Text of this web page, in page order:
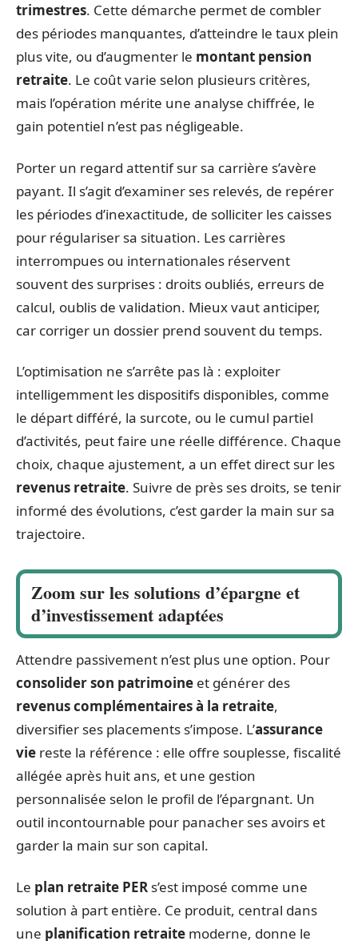
trimestres. Cette démarche permet de combler
des périodes manquantes, d’atteindre le taux plein
plus vite, ou d’augmenter le montant pension
retraite. Le coût varie selon plusieurs critères,
mais l’opération mérite une analyse chiffrée, le
gain potentiel n’est pas négligeable.
Porter un regard attentif sur sa carrière s’avère
payant. Il s’agit d’examiner ses relevés, de repérer
les périodes d’inexactitude, de solliciter les caisses
pour régulariser sa situation. Les carrières
interrompues ou internationales réservent
souvent des surprises : droits oubliés, erreurs de
calcul, oublis de validation. Mieux vaut anticiper,
car corriger un dossier prend souvent du temps.
L’optimisation ne s’arrête pas là : exploiter
intelligemment les dispositifs disponibles, comme
le départ différé, la surcote, ou le cumul partiel
d’activités, peut faire une réelle différence. Chaque
choix, chaque ajustement, a un effet direct sur les
revenus retraite. Suivre de près ses droits, se tenir
informé des évolutions, c’est garder la main sur sa
trajectoire.
Zoom sur les solutions d’épargne et
d’investissement adaptées
Attendre passivement n’est plus une option. Pour
consolider son patrimoine et générer des
revenus complémentaires à la retraite,
diversifier ses placements s’impose. L’assurance
vie reste la référence : elle offre souplesse, fiscalité
allégée après huit ans, et une gestion
personnalisée selon le profil de l’épargnant. Un
outil incontournable pour panacher ses avoirs et
garder la main sur son capital.
Le plan retraite PER s’est imposé comme une
solution à part entière. Ce produit, central dans
une planification retraite moderne, donne le